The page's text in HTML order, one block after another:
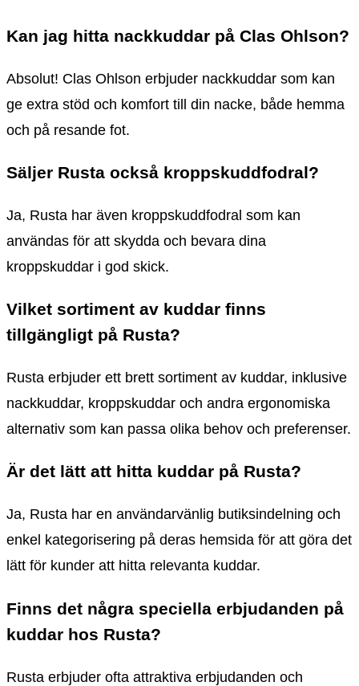
Kan jag hitta nackkuddar på Clas Ohlson?
Absolut! Clas Ohlson erbjuder nackkuddar som kan
ge extra stöd och komfort till din nacke, både hemma
och på resande fot.
Säljer Rusta också kroppskuddfodral?
Ja, Rusta har även kroppskuddfodral som kan
användas för att skydda och bevara dina
kroppskuddar i god skick.
Vilket sortiment av kuddar finns
tillgängligt på Rusta?
Rusta erbjuder ett brett sortiment av kuddar, inklusive
nackkuddar, kroppskuddar och andra ergonomiska
alternativ som kan passa olika behov och preferenser.
Är det lätt att hitta kuddar på Rusta?
Ja, Rusta har en användarvänlig butiksindelning och
enkel kategorisering på deras hemsida för att göra det
lätt för kunder att hitta relevanta kuddar.
Finns det några speciella erbjudanden på
kuddar hos Rusta?
Rusta erbjuder ofta attraktiva erbjudanden och